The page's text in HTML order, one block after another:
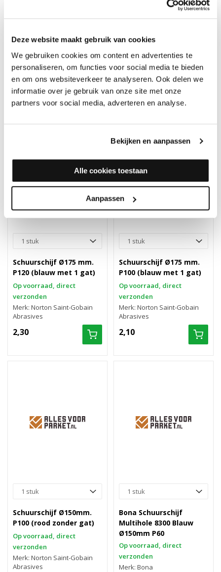
Deze website maakt gebruik van cookies
We gebruiken cookies om content en advertenties te
personaliseren, om functies voor social media te bieden
en om ons websiteverkeer te analyseren. Ook delen we
informatie over je gebruik van onze site met onze
partners voor social media, adverteren en analyse.
Bekijken en aanpassen
Alle cookies toestaan
Aanpassen
P60 (blauw met gat)
Op voorraad, direct
verzonden
Merk: Norton Saint-Gobain
Abrasives
2,85
Bona Schuurschijf
Multihole 8300 Blauw
Op voorraad, direct
verzonden
Merk: Bona
2,25
Schuurschijf Ø175 mm.
P120 (blauw met 1 gat)
Op voorraad, direct
verzonden
Merk: Norton Saint-Gobain
Abrasives
2,30
Schuurschijf Ø175 mm.
P100 (blauw met 1 gat)
Op voorraad, direct
verzonden
Merk: Norton Saint-Gobain
Abrasives
2,10
Schuurschijf Ø150mm.
P100 (rood zonder gat)
Op voorraad, direct
verzonden
Merk: Norton Saint-Gobain
Abrasives
Bona Schuurschijf
Multihole 8300 Blauw
Ø150mm P60
Op voorraad, direct
verzonden
Merk: Bona